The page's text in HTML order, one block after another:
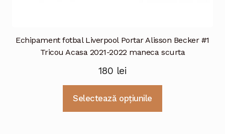
Echipament fotbal Liverpool Portar Alisson Becker #1
Tricou Acasa 2021-2022 maneca scurta
180 lei
Selectează opțiunile